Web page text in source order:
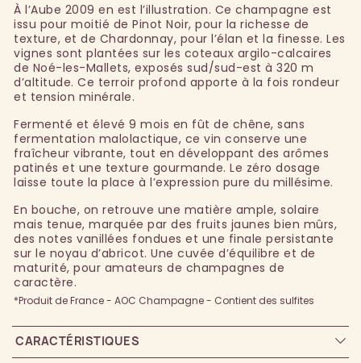
À l’Aube 2009 en est l’illustration. Ce champagne est
issu pour moitié de Pinot Noir, pour la richesse de
texture, et de Chardonnay, pour l’élan et la finesse. Les
vignes sont plantées sur les coteaux argilo-calcaires
de Noé-les-Mallets, exposés sud/sud-est à 320 m
d’altitude. Ce terroir profond apporte à la fois rondeur
et tension minérale.
Fermenté et élevé 9 mois en fût de chêne, sans
fermentation malolactique, ce vin conserve une
fraîcheur vibrante, tout en développant des arômes
patinés et une texture gourmande. Le zéro dosage
laisse toute la place à l’expression pure du millésime.
En bouche, on retrouve une matière ample, solaire
mais tenue, marquée par des fruits jaunes bien mûrs,
des notes vanillées fondues et une finale persistante
sur le noyau d’abricot. Une cuvée d’équilibre et de
maturité, pour amateurs de champagnes de
caractère.
*Produit de France - AOC Champagne - Contient des sulfites
CARACTÉRISTIQUES